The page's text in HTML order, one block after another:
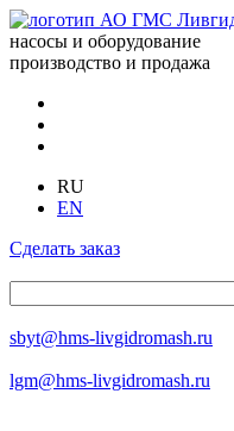
насосы и оборудование
производство и продажа
RU
EN
Сделать заказ
sbyt@hms-livgidromash.ru
lgm@hms-livgidromash.ru